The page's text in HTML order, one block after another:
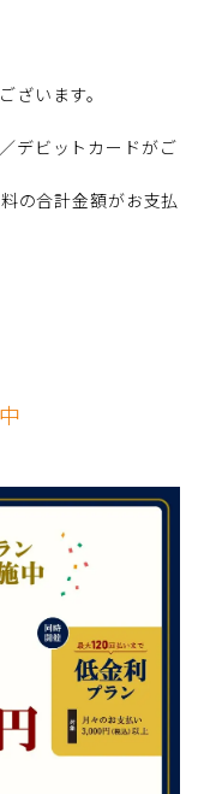
います。
デビットカードがご
の合計金額がお支払